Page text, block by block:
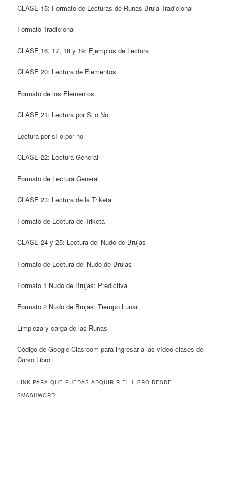
CLASE 15: Formato de Lecturas de Runas Bruja Tradicional
Formato Tradicional
CLASE 16, 17, 18 y 19: Ejemplos de Lectura
CLASE 20: Lectura de Elementos
Formato de los Elementos
CLASE 21: Lectura por Si o No
Lectura por sí o por no
CLASE 22: Lectura General
Formato de Lectura General
CLASE 23: Lectura de la Triketa
Formato de Lectura de Triketa
CLASE 24 y 25: Lectura del Nudo de Brujas
Formato de Lectura del Nudo de Brujas
Formato 1 Nudo de Brujas: Predictiva
Formato 2 Nudo de Brujas: Tiempo Lunar
Limpieza y carga de las Runas
Código de Google Clasroom para ingresar a las vídeo clases del
Curso Libro
LINK PARA QUE PUEDAS ADQUIRIR EL LIBRO DESDE
SMASHWORD: